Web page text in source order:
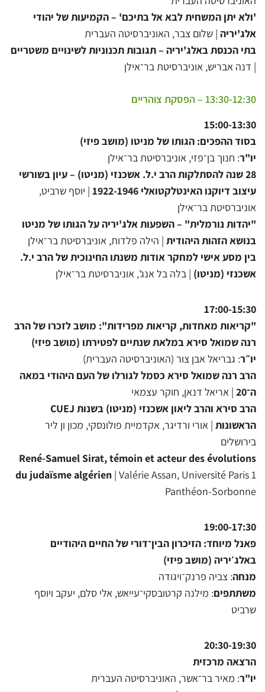
'ולא יתן המשחית לבא אל בתיכם' – הקמיעות של יהודי
אלג'יריה | שלום צבר, האוניברסיטה העברית
בתי הכנסת באלג'יריה – תגובות תכנוניות לשינויים משטריים
| דנה אבריש, אוניברסיטת בר־אילן
13:30-12:30 – הפסקת צוהריים
15:00-13:30
בסוד ההפכים: הגותו של מניטו (מושב פיזי)
יו"ר: חנוך בן־פזי, אוניברסיטת בר־אילן
28 שנה להסתלקות הרב י.ל. אשכנזי (מניטו) – עיון בשורשי
עיצוב דיוקנו האינטלקטואלי 1922-1946
| יוסף שרביט,
אוניברסיטת בר־אילן
"יהדות נורמלית" – השפעות אלג'יריה על הגותו של מניטו
בנושא הזהות היהודית | הילה פלדות, אוניברסיטת בר־אילן
בין מסע אישי למחקר אודות משנתו החינוכית של הרב י.ל.
אשכנזי (מניטו) | בלה בל אנג', אוניברסיטת בר־אילן
17:00-15:30
"קריאות מאחדות, קריאות מפרידות": מושב לזכרו של הרב
רנה שמואל סירא במלאת שנתיים לפטירתו (מושב פיזי)
יו״ר: גבריאל אבן צור (האוניברסיטה העברית)
הרב רנה שמואל סירא כסמל לגורלו של העם היהודי במאה
ה־20
| אריאל דנאן, חוקר עצמאי
הרב סירא והרב ליאון אשכנזי (מניטו) בשנות CUEJ
הראשונות | אורי ורדיגר, אקדמיית פולונסקי, מכון ון ליר
בירושלים
René-Samuel Sirat, témoin et acteur des évolutions
du judaïsme algérien | Valérie Assan, Université Paris 1
Panthéon-Sorbonne
19:00-17:30
פאנל מיוחד: הזיכרון הבין־דורי של החיים היהודיים
באלג׳יריה (מושב פיזי)
מנחה: צביה פרנק־ויגודה
משתתפים: מילנה קרטובסקי־עייאש, אלי סלם, יעקב ויוסף
שרביט
20:30-19:30
הרצאה מרכזית
יו"ר: מאיר בר־אשר, האוניברסיטה העברית